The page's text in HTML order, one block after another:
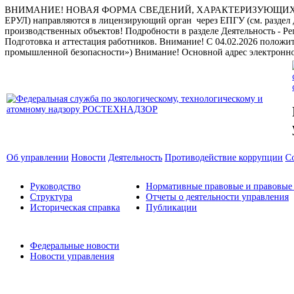
ВНИМАНИЕ! НОВАЯ ФОРМА СВЕДЕНИЙ, ХАРАКТЕРИЗУЮЩИХ
ЕРУЛ) направляются в лицензирующий орган через ЕПГУ (см. раздел
производственных объектов! Подробности в разделе Деятельность -
Подготовка и аттестация работников. Внимание! С 04.02.2026
промышленной безопасности») Внимание! Основной адрес
Об управлении Новости Деятельность Противодействие коррупции
Руководство
Структура
Историческая справка
Нормативные правовые и правовые
Отчеты о деятельности управления
Публикации
Федеральные новости
Новости управления